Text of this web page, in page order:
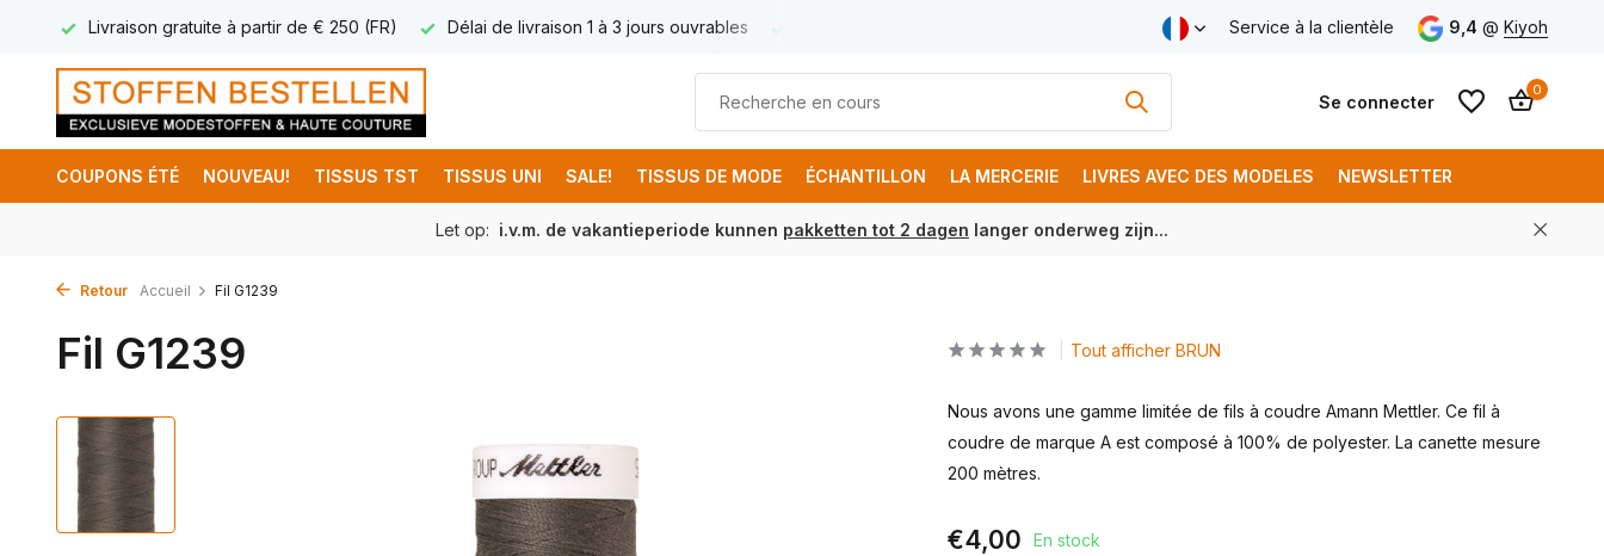
Livraison gratuite à partir de € 250 (FR) Délai de livraison 1 à 3 jours ouvrables Livraison gratuite à partir de € 250 (FR)
Service à la clientèle 9,4 @ Kiyoh
Se connecter
0
COUPONS ÉTÉ NOUVEAU! TISSUS TST TISSUS UNI SALE! TISSUS DE MODE ÉCHANTILLON LA MERCERIE LIVRES AVEC DES MODELES NEWSLETTER
Let op: i.v.m. de vakantieperiode kunnen pakketten tot 2 dagen langer onderweg zijn...
Retour Accueil Fil G1239
Fil G1239 Tout afficher BRUN
Nous avons une gamme limitée de fils à coudre Amann Mettler. Ce fil à
coudre de marque A est composé à 100% de polyester. La canette mesure
200 mètres.
€4,00 En stock